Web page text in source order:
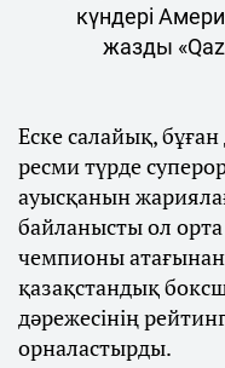
күндері
жазды
Еске салайық,
ресми түрде
ауысқанын
байланысты ол
чемпионы
қазақстандық
дәрежесінің
орналастырды.